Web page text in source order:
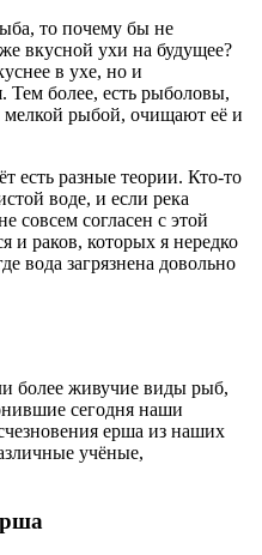
то почему бы не
вкусной ухи на будущее?
в ухе, но и
Тем более, есть рыболовы,
мелкой рыбой, очищают её и
есть разные теории. Кто-то
воде, и если река
совсем согласен с этой
и раков, которых я нередко
вода загрязнена довольно
более живучие виды рыб,
сегодня наши
ерша из наших
учёные,